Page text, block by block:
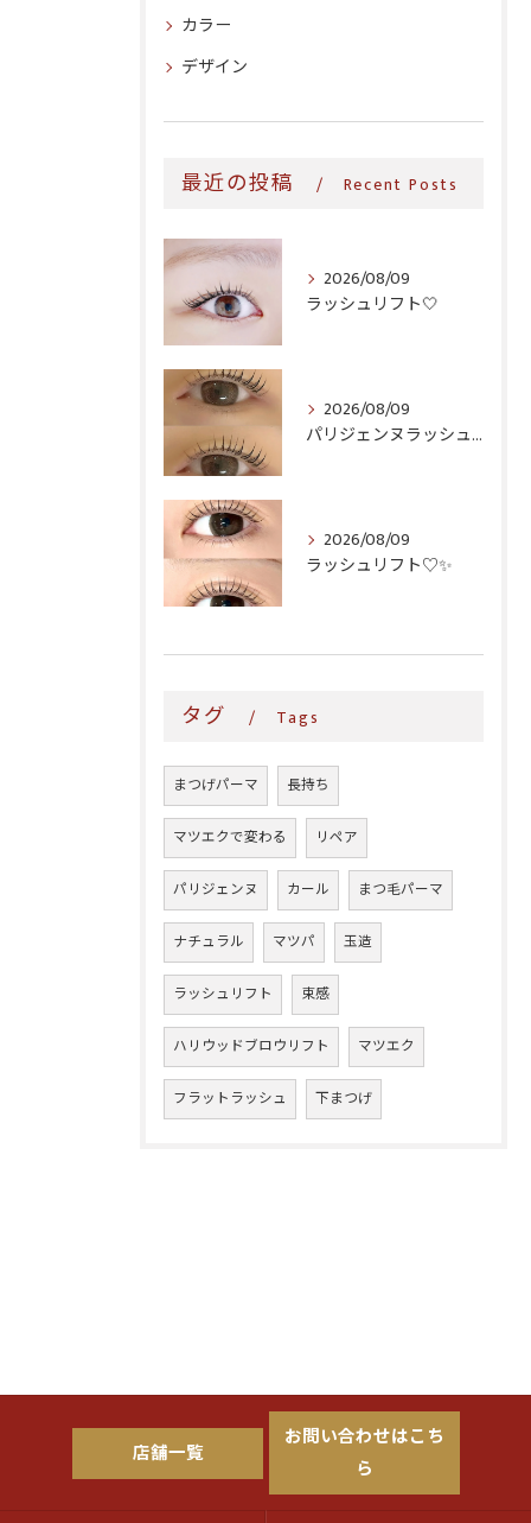
カラー
デザイン
最近の投稿 Recent Posts
2026/08/09
ラッシュリフト‎🤍
2026/08/09
パリジェンヌラッシュリフト♪
2026/08/09
ラッシュリフト♡✨
タグ Tags
まつげパーマ 長持ち
マツエクで変わる リペア
パリジェンヌ カール まつ毛パーマ
ナチュラル マツパ 玉造
ラッシュリフト 束感
ハリウッドブロウリフト マツエク
フラットラッシュ 下まつげ
店舗一覧
お問い合わせはこち
ら